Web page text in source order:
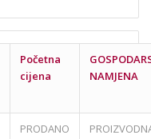
Početna
cijena
NAMJENA
PRODANO